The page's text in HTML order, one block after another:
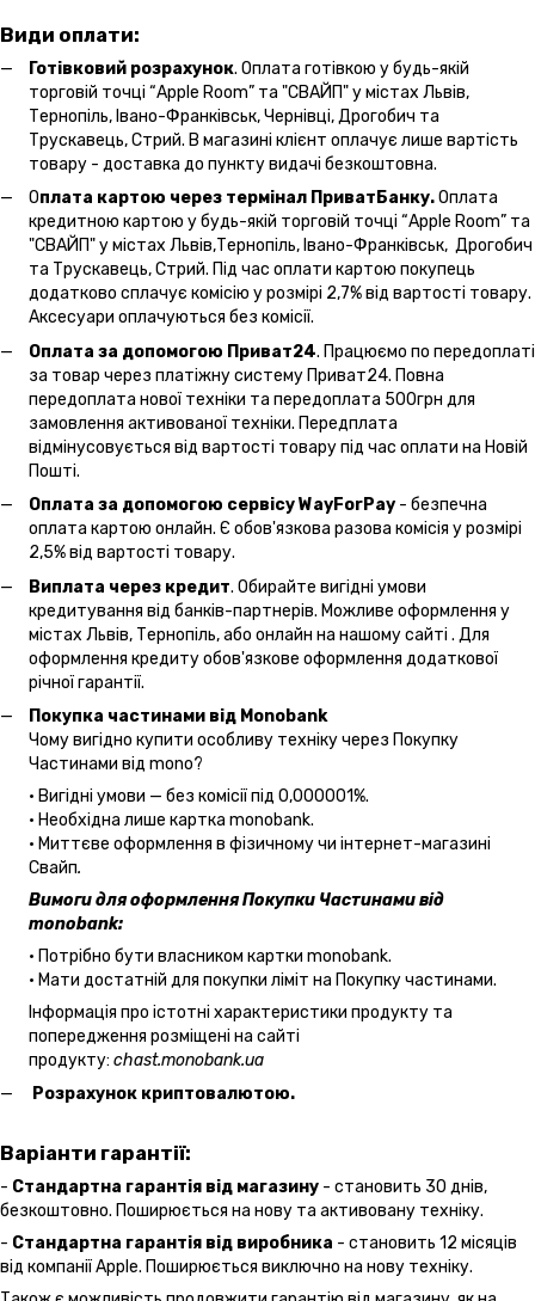
Види оплати:
Готівковий розрахунок. Оплата готівкою у будь-якій
торговій точці “Apple Room” та "СВАЙП" у містах Львів,
Тернопіль, Івано-Франківськ, Чернівці, Дрогобич та
Трускавець, Стрий. В магазині клієнт оплачує лише вартість
товару - доставка до пункту видачі безкоштовна.
Оплата картою через термінал ПриватБанку.Оплата
кредитною картою у будь-якій торговій точці “Apple Room” та
"СВАЙП" у містах Львів,Тернопіль, Івано-Франківськ, Дрогобич
та Трускавець, Стрий. Під час оплати картою покупець
додатково сплачує комісію у розмірі 2,7% від вартості товару.
Аксесуари оплачуються без комісії.
Оплата за допомогою Приват24. Працюємо по передоплаті
за товар через платіжну систему Приват24. Повна
передоплата нової техніки та передоплата 500грн для
замовлення активованої техніки. Передплата
відмінусовується від вартості товару під час оплати на Новій
Пошті.
Оплата за допомогою сервісу WayForPay - безпечна
оплата картою онлайн. Є обов'язкова разова комісія у розмірі
2,5% від вартості товару.
Виплата через кредит. Обирайте вигідні умови
кредитування від банків-партнерів. Можливе оформлення у
містах Львів, Тернопіль, або онлайн на нашому сайті . Для
оформлення кредиту обов'язкове оформлення додаткової
річної гарантії.
Покупка частинами від Monobank
Чому вигідно купити особливу техніку через Покупку
Частинами від mono?
• Вигідні умови — без комісії під 0,000001%.
• Необхідна лише картка monobank.
• Миттєве оформлення в фізичному чи інтернет-магазині
Cвайп.
Вимоги для оформлення Покупки Частинами від
monobank:
• Потрібно бути власником картки monobank.
• Мати достатній для покупки ліміт на Покупку частинами.
Інформація про істотні характеристики продукту та
попередження розміщені на сайті
продукту: chast.monobank.ua
Розрахунок криптовалютою.
Варіанти гарантії:
- Стандартна гарантія від магазину - становить 30 днів,
безкоштовно. Поширюється на нову та активовану техніку.
- Стандартна гарантія від виробника - становить 12 місяців
від компанії Apple. Поширюється виключно на нову техніку.